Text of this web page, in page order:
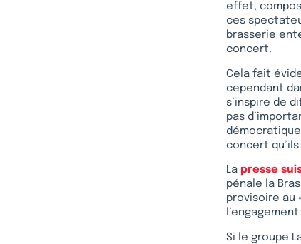
effet,
ces
brasserie
concert.
Cela fait
cependant
s’inspire de
pas
concert
La presse
pénale la
provisoire au
Si le groupe